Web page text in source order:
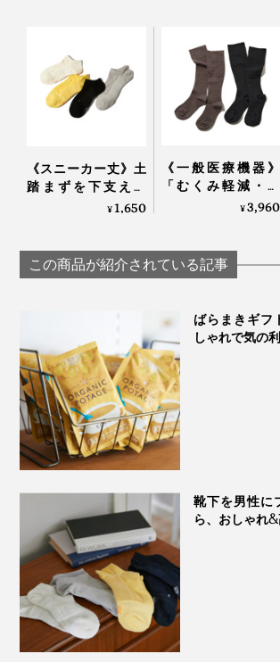
《スニーカー丈》土
踏まずを下支えし
て、足底筋をサポー
コノレッグ
¥1,650
《一般医療機器》
「むくみ軽減・快
適・おしゃれ」三拍
｜MAEÉ
¥3,960
この商品が紹介されている記事
ばらまきギフ
しゃれで気の
靴下を男性に
ら、おしゃれ